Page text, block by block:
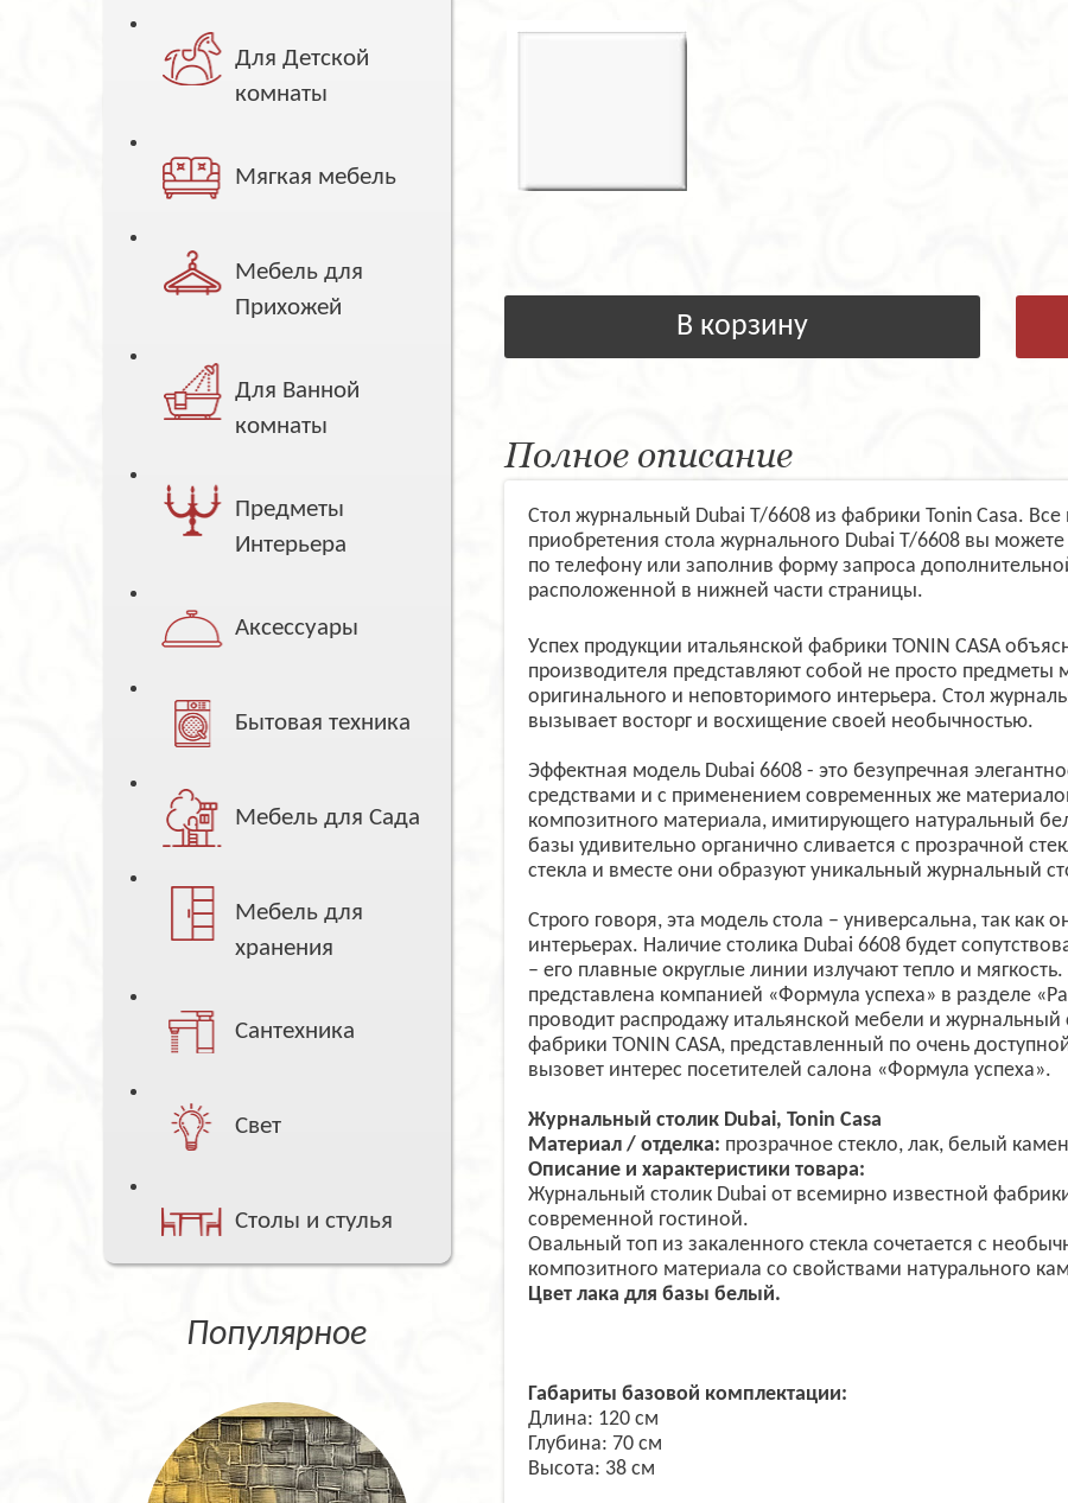
Для Детской
комнаты
Мягкая мебель
Мебель для
Прихожей
Для Ванной
комнаты
Предметы
Интерьера
Аксессуары
Бытовая техника
Мебель для Сада
Мебель для
хранения
Сантехника
Свет
Столы и стулья
Популярное
В корзину
Полное описание
Стол журнальный Dubai T/6608 из фабрики Tonin Casa.
приобретения стола журнального Dubai T/6608 вы
по телефону или заполнив форму запроса
расположенной в нижней части страницы.
Успех продукции итальянской фабрики TONIN CASA
производителя представляют собой не просто
оригинального и неповторимого интерьера. Стол
вызывает восторг и восхищение своей необычностью.
Эффектная модель Dubai 6608 - это безупречная
средствами и с применением современных же
композитного материала, имитирующего натуральный
базы удивительно органично сливается с прозрачной
стекла и вместе они образуют уникальный журнальный
Строго говоря, эта модель стола – универсальна, так как
интерьерах. Наличие столика Dubai 6608 будет
– его плавные округлые линии излучают тепло и
представлена компанией «Формула успеха» в разделе
проводит распродажу итальянской мебели и журнальный
фабрики TONIN CASA, представленный по очень
вызовет интерес посетителей салона «Формула успеха».
Журнальный столик Dubai, Tonin Casa
Материал / отделка: прозрачное стекло, лак, белый
Описание и характеристики товара:
Журнальный столик Dubai от всемирно известной
современной гостиной.
Овальный топ из закаленного стекла сочетается с
композитного материала со свойствами натурального
Цвет лака для базы белый.
Габариты базовой комплектации:
Длина: 120 см
Глубина: 70 см
Высота: 38 см